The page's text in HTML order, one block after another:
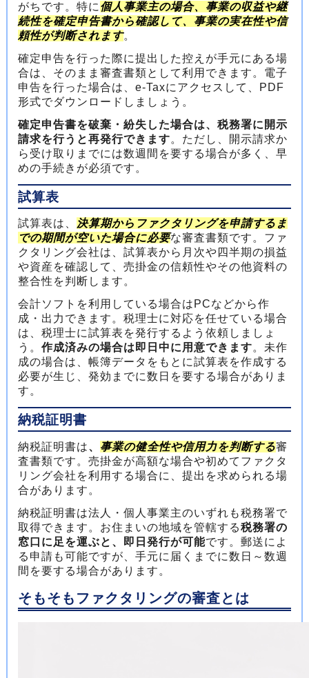
がちです。特に 個人事業主の場合、事業の収益や継
続性を確定申告書から確認して、事業の実在性や信
頼性が判断されます。
確定申告を行った際に提出した控えが手元にある場
合は、そのまま審査書類として利用できます。電子
申告を行った場合は、e-Taxにアクセスして、PDF
形式でダウンロードしましょう。
確定申告書を破棄・紛失した場合は、税務署に開示
請求を行うと再発行できます。ただし、開示請求か
ら受け取りまでには数週間を要する場合が多く、早
めの手続きが必須です。
試算表
試算表は、
決算期からファクタリングを申請するま
での期間が空いた場合に必要な審査書類です。ファ
クタリング会社は、試算表から月次や四半期の損益
や資産を確認して、売掛金の信頼性やその他資料の
整合性を判断します。
会計ソフトを利用している場合はPCなどから作
成・出力できます。税理士に対応を任せている場合
は、税理士に試算表を発行するよう依頼しましょ
う。 作成済みの場合は即日中に用意できます。未作
成の場合は、帳簿データをもとに試算表を作成する
必要が生じ、発効までに数日を要する場合がありま
す。
納税証明書
納税証明書は、 事業の健全性や信用力を判断する審
査書類です。売掛金が高額な場合や初めてファクタ
リング会社を利用する場合に、提出を求められる場
合があります。
納税証明書は法人・個人事業主のいずれも税務署で
取得できます。お住まいの地域を管轄する税務署の
窓口に足を運ぶと、即日発行が可能です。郵送によ
る申請も可能ですが、手元に届くまでに数日～数週
間を要する場合があります。
そもそもファクタリングの審査とは